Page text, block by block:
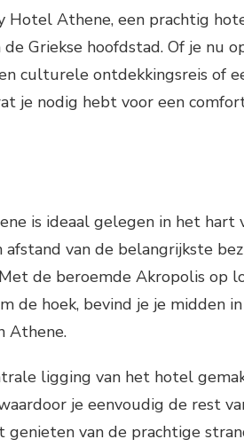
Hotel Athene, een prachtig
Griekse hoofdstad. Of je nu
culturele ontdekkingsreis of
je nodig hebt voor een
is ideaal gelegen in het hart
van de belangrijkste
de beroemde Akropolis op
de hoek, bevind je je midden
Athene.
ligging van het hotel
je eenvoudig de rest
genieten van de prachtige